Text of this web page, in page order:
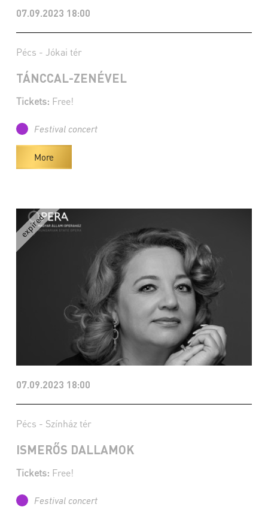
07.09.2023 18:00
Pécs - Jókai tér
TÁNCCAL-ZENÉVEL
Tickets: Free!
Festival concert
More
07.09.2023 18:00
Pécs - Színház tér
ISMERŐS DALLAMOK
Tickets: Free!
Festival concert